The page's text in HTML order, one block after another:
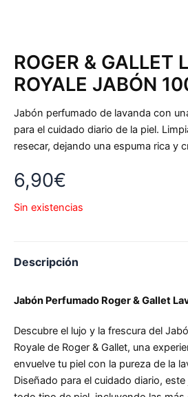
ROGER & GALLET
ROYALE JABÓN
Jabón perfumado de lavanda con
para el cuidado diario de la piel.
resecar, dejando una espuma rica y
6,90€
Sin existencias
Descripción
Jabón Perfumado Roger & Gallet
Descubre el lujo y la frescura del
Royale de Roger & Gallet, una
envuelve tu piel con la pureza de la
Diseñado para el cuidado diario,